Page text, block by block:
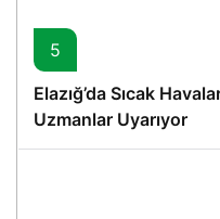
5
Elazığ’da Sıcak
Uzmanlar Uyarıyor